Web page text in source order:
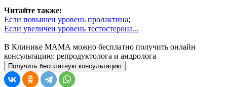
Читайте также:
Если повышен уровень пролактина;
Если увеличен уровень тестостерона...
В Клинике МАМА можно бесплатно получить онлайн
консультацию: репродуктолога и андролога
Получить бесплатную консультацию